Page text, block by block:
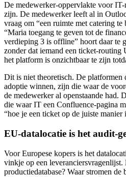
De medewerker-oppervlakte voor IT-
zijn. De medewerker leeft al in
vraag om “een ruimte met catering
“Maria toegang te geven tot de
verdieping 3 is offline” hoort daar te
zonder dat iemand een ticket-
het platform is onzichtbaar te zijn
Dit is niet theoretisch. De platformen
adoptie winnen, zijn die waar de
de medewerker al openstaande had.
die waar IT een Confluence-pagina
“hoe je een ticket op de juiste manier
EU-datalocatie is het audit-
Voor Europese kopers is het
vinkje op een leveranciersvragenlijst.
productiedatabase? Waar stromen de